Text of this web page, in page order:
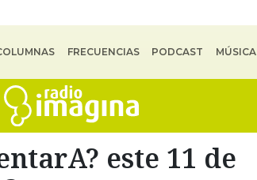
FRECUENCIAS PODCAST MÚSICA
este 11 de